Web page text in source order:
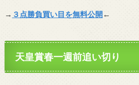
→ ３点勝負買い目を無料公開←
天皇賞春一週前追い切り